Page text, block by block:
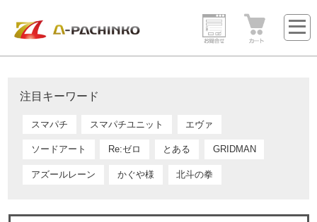
注目キーワード
スマパチ スマパチユニット エヴァ
ソードアート Re:ゼロ とある GRIDMAN
アズールレーン かぐや様 北斗の拳